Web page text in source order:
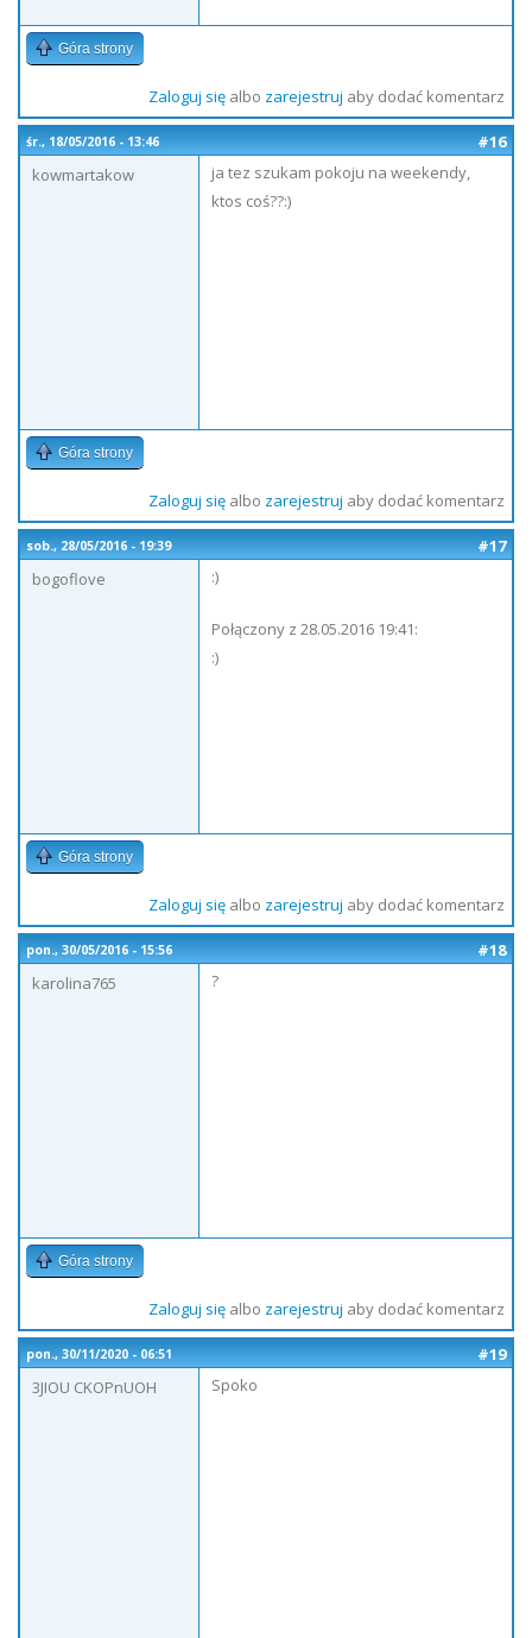
Góra strony
Zaloguj sięalbo zarejestruj aby dodać komentarz
śr., 18/05/2016 - 13:46
#16
kowmartakow
ja tez szukam pokoju na weekendy,
ktos coś??:)
Góra strony
Zaloguj sięalbo zarejestruj aby dodać komentarz
sob., 28/05/2016 - 19:39
#17
bogoflove
:)
Połączony z 28.05.2016 19:41:
:)
Góra strony
Zaloguj sięalbo zarejestruj aby dodać komentarz
pon., 30/05/2016 - 15:56
#18
karolina765
?
Góra strony
Zaloguj sięalbo zarejestruj aby dodać komentarz
pon., 30/11/2020 - 06:51
#19
3JIOU CKOPnUOH
Spoko